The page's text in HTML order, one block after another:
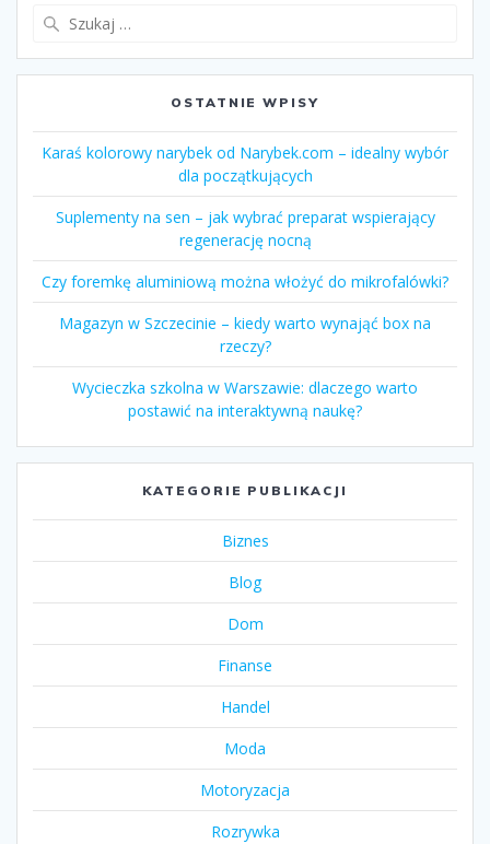
OSTATNIE WPISY
Karaś kolorowy narybek od Narybek.com – idealny wybór
dla początkujących
Suplementy na sen – jak wybrać preparat wspierający
regenerację nocną
Czy foremkę aluminiową można włożyć do mikrofalówki?
Magazyn w Szczecinie – kiedy warto wynająć box na
rzeczy?
Wycieczka szkolna w Warszawie: dlaczego warto
postawić na interaktywną naukę?
KATEGORIE PUBLIKACJI
Biznes
Blog
Dom
Finanse
Handel
Moda
Motoryzacja
Rozrywka